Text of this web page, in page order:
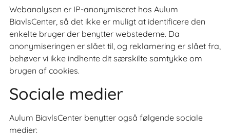
Webanalysen er IP-anonymiseret hos Aulum
BiavlsCenter, så det ikke er muligt at identificere den
enkelte bruger der benytter webstederne. Da
anonymiseringen er slået til, og reklamering er slået fra,
behøver vi ikke indhente dit særskilte samtykke om
brugen af cookies.
Sociale medier
Aulum BiavlsCenter benytter også følgende sociale
medier: